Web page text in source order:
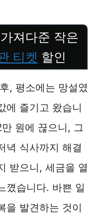
져다준 작은
티켓 할인
, 평소에는 망설였
에 즐기고 왔습니
원에 끊으니, 그
녁 식사까지 해결
받으니, 세금을 열
꼈습니다. 바쁜 일
을 발견하는 것이